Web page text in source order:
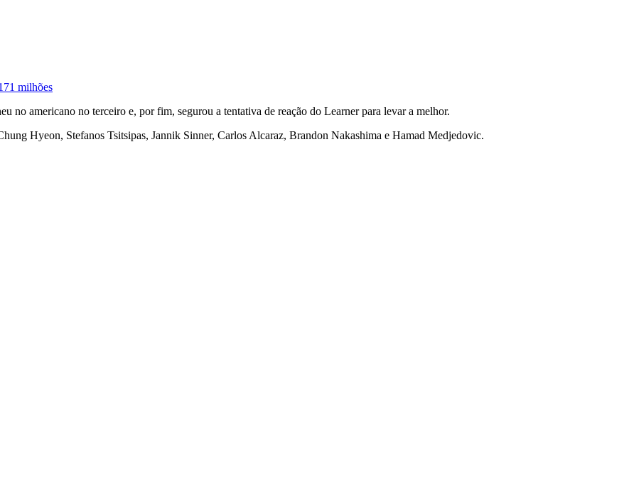
milhões
no americano no terceiro e, por fim, segurou a tentativa de reação do Learner para levar a melhor.
Hyeon, Stefanos Tsitsipas, Jannik Sinner, Carlos Alcaraz, Brandon Nakashima e Hamad Medjedovic.